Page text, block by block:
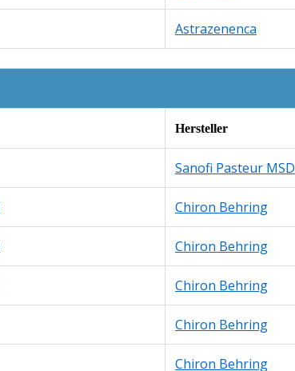
Astrazenenca
Hersteller
Sanofi Pasteur MSD
Chiron Behring
Chiron Behring
Chiron Behring
Chiron Behring
Chiron Behring